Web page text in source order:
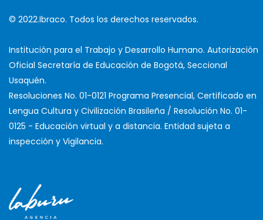
© 2022.Ibraco. Todos los derechos reservados.
Institución para el Trabajo y Desarrollo Humano. Autorización
Oficial Secretaría de Educación de Bogotá, Seccional
Usaquén.
Resoluciones No. 01-0121 Programa Presencial, Certificado en
Lengua Cultura y Civilización Brasileña / Resolución No. 01-
0125 - Educación virtual y a distancia. Entidad sujeta a
inspección y Vigilancia.